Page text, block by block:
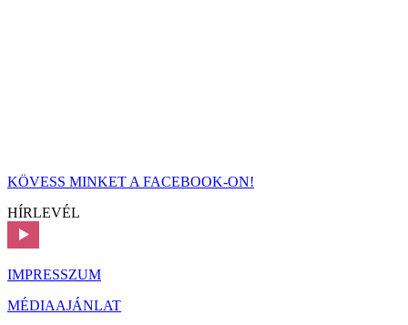
KÖVESS MINKET A FACEBOOK-ON!
HÍRLEVÉL
IMPRESSZUM
MÉDIAAJÁNLAT